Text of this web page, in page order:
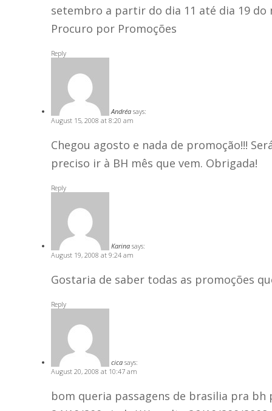
setembro a partir do dia 11 até dia 19 do
Procuro por Promoções
Reply
Andréa says:
August 15, 2008 at 8:20 am
Chegou agosto e nada de promoção!!!
preciso ir à BH mês que vem. Obrigada!
Reply
Karina says:
August 19, 2008 at 9:24 am
Gostaria de saber todas as promoções
Reply
cica says:
August 20, 2008 at 10:47 am
bom queria passagens de brasilia pra bh